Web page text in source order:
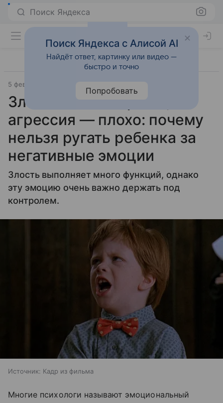
Поиск Яндекса
5 февраля 2021
Злость — это хорошо,
агрессия — плохо: почему
нельзя ругать ребенка за
негативные эмоции
Злость выполняет много функций, однако
эту эмоцию очень важно держать под
контролем.
Источник: Кадр из фильма
Многие психологи называют эмоциональный
Поиск Яндекса с Алисой AI
Найдёт ответ, картинку или видео —
быстро и точно
Попробовать